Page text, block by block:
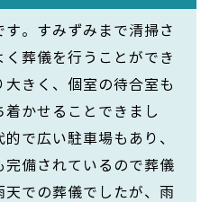
。すみずみまで清掃さ
葬儀を行うことができ
大きく、個室の待合室も
かせることできまし
で広い駐車場もあり、
完備されているので葬儀
天での葬儀でしたが、雨